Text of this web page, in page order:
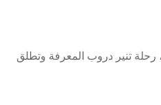
رحلة تنير دروب المعرفة وتطلق